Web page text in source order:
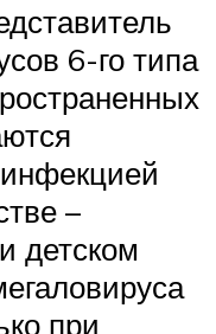
6-го типа
–
детском
при